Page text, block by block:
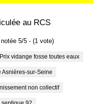
au RCS
5/5 - (1 vote)
Prix vidange fosse toutes eaux
Asnières-sur-Seine
non collectif